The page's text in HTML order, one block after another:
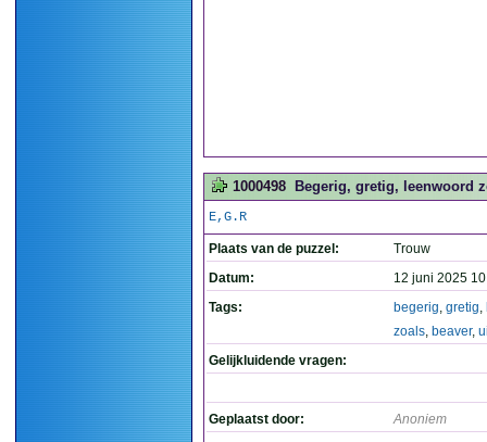
1000498 Begerig, gretig, leenwoord
E,G.R
Plaats van de puzzel:
Trouw
Datum:
12 juni 2025
Tags:
begerig, gretig,
zoals, beaver,
Gelijkluidende vragen:
Geplaatst door: Anoniem